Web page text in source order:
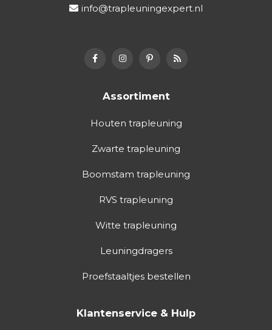
info@trapleuningexpert.nl
Assortiment
Houten trapleuning
Zwarte trapleuning
Boomstam trapleuning
RVS trapleuning
Witte trapleuning
Leuningdragers
Proefstaaltjes bestellen
Klantenservice & Hulp